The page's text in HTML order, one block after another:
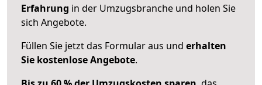
Erfahrung in der Umzugsbranche und holen Sie
sich Angebote.
Füllen Sie jetzt das Formular aus und erhalten
Sie kostenlose Angebote.